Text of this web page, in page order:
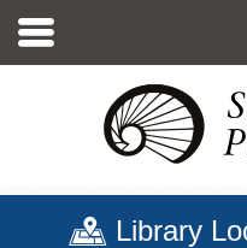
至
Library